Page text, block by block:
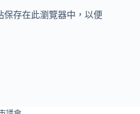
保存在此瀏覽器中，以便